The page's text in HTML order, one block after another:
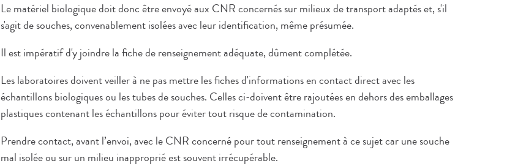
Le matériel biologique doit donc être envoyé aux CNR concernés sur milieux de transport adaptés et, s'il
s'agit de souches, convenablement isolées avec leur identification, même présumée.
Il est impératif d'y joindre la fiche de renseignement adéquate, dûment complétée.
Les laboratoires doivent veiller à ne pas mettre les fiches d'informations en contact direct avec les
échantillons biologiques ou les tubes de souches. Celles ci-doivent être rajoutées en dehors des emballages
plastiques contenant les échantillons pour éviter tout risque de contamination.
Prendre contact, avant l’envoi, avec le CNR concerné pour tout renseignement à ce sujet car une souche
mal isolée ou sur un milieu inapproprié est souvent irrécupérable.